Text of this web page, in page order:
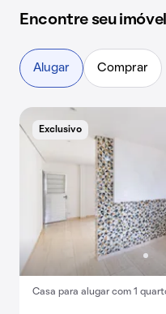
Encontre seu
Exclusivo
Casa para alugar com 1
Alugar Comprar